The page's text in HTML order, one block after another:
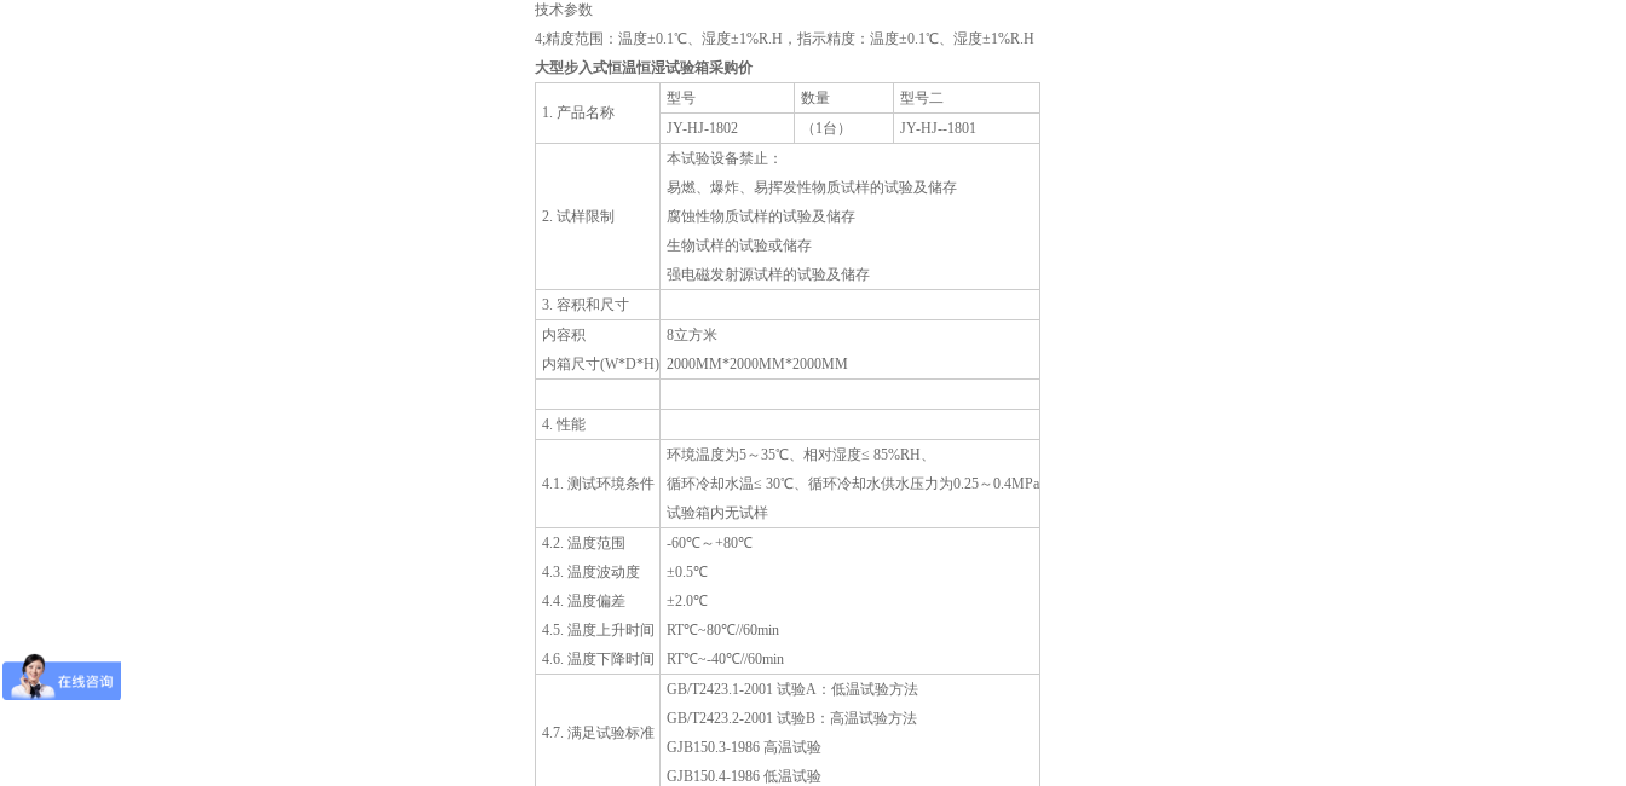
技术参数
4;精度范围：温度±0.1℃、湿度±1%R.H，指示精度：温度±0.1℃、湿度±1%R.H
大型步入式恒温恒湿试验箱采购价
1. 产品名称
型号 数量
型号二
JY-HJ-1802
（1台） JY-HJ--1801
2. 试样限制
本试验设备禁止：
易燃、爆炸、易挥发性物质试样的试验及储存
腐蚀性物质试样的试验及储存
生物试样的试验或储存
强电磁发射源试样的试验及储存
3. 容积和尺寸
内容积
内箱尺寸(W*D*H)
8立方米
2000MM*2000MM*2000MM
4. 性能
4.1. 测试环境条件
环境温度为5～35℃、相对湿度≤ 85%RH、
循环冷却水温≤ 30℃、循环冷却水供水压力为0.25～0.4MPa
试验箱内无试样
4.2. 温度范围
4.3. 温度波动度
4.4. 温度偏差
4.5. 温度上升时间
4.6. 温度下降时间
-60℃～+80℃
±0.5℃
±2.0℃
RT℃~80℃//60min
RT℃~-40℃//60min
4.7. 满足试验标准
GB/T2423.1-2001 试验A：低温试验方法
GB/T2423.2-2001 试验B：高温试验方法
GJB150.3-1986 高温试验
GJB150.4-1986 低温试验